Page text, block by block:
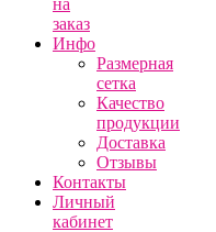
на
заказ
Инфо
Размерная
сетка
Качество
продукции
Доставка
Отзывы
Контакты
Личный
кабинет